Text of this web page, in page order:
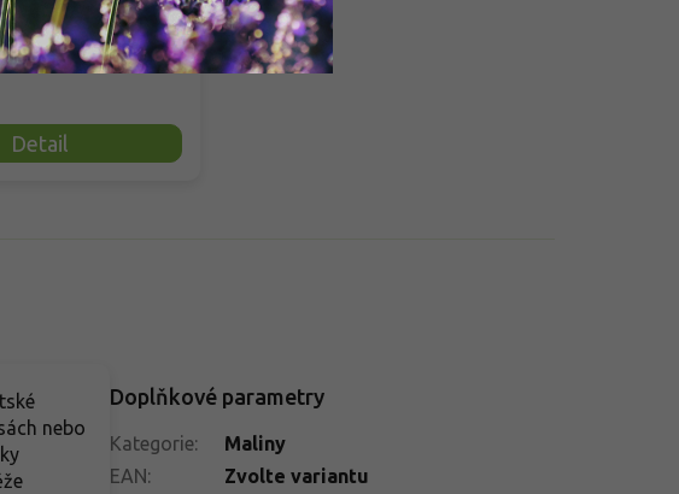
Detail
ovoce, včetně
angreštu,...
nebo
Doplňkové parametry
Kategorie:
Maliny
EAN: Zvolte variantu